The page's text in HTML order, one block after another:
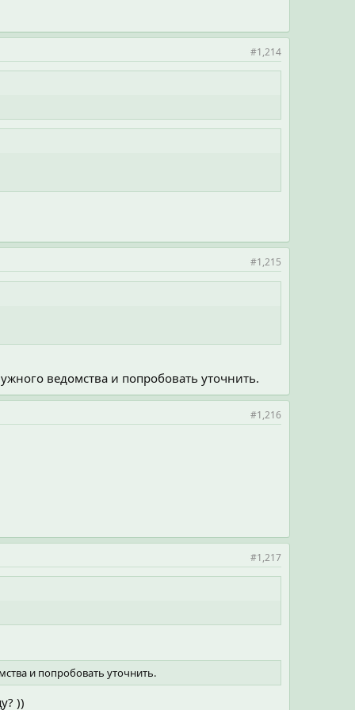
#1,214
#1,215
ведомства и попробовать уточнить.
#1,216
#1,217
и попробовать уточнить.
))